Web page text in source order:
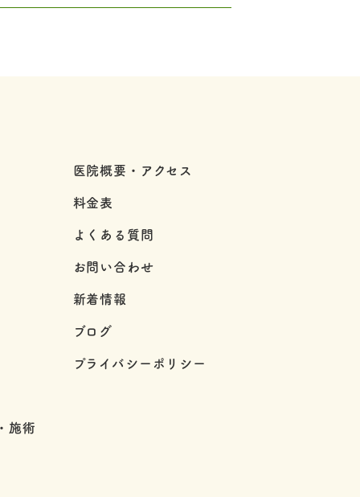
施術
医院概要・アクセス
料金表
よくある質問
お問い合わせ
新着情報
ブログ
プライバシーポリシー